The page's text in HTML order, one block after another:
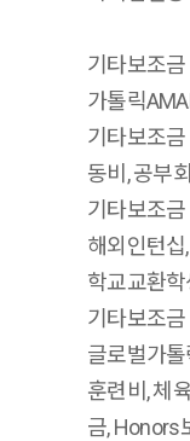
기타보조
가톨릭
기타보조
동비, 공부
기타보조
해외인턴
학교교환
기타보조
글로벌가
훈련비, 체
금, Honors